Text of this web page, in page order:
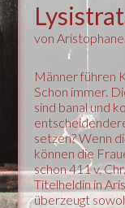
von
Männer führen
Schon immer.
sind banal und
setzen? Wenn
können die
schon 411 v.
Titelheldin in
überzeugt